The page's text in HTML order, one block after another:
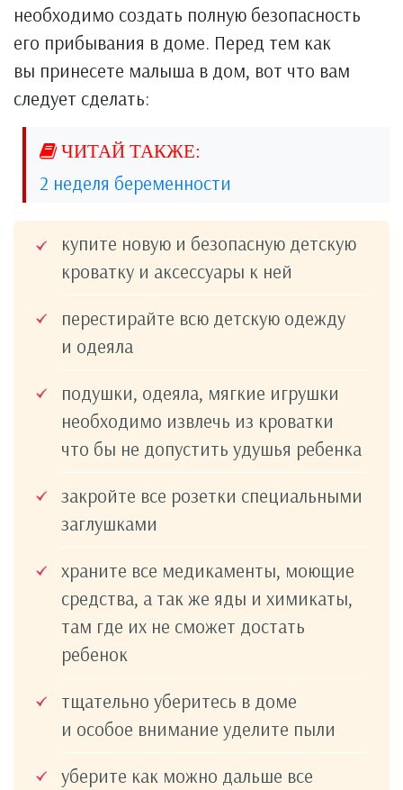
необходимо создать полную безопасность
его прибывания в доме. Перед тем как
вы принесете малыша в дом, вот что вам
следует сделать:
2 неделя беременности
купите новую и безопасную детскую
кроватку и аксессуары к ней
перестирайте всю детскую одежду
и одеяла
подушки, одеяла, мягкие игрушки
необходимо извлечь из кроватки
что бы не допустить удушья ребенка
закройте все розетки специальными
заглушками
храните все медикаменты, моющие
средства, а так же яды и химикаты,
там где их не сможет достать
ребенок
тщательно уберитесь в доме
и особое внимание уделите пыли
уберите как можно дальше все